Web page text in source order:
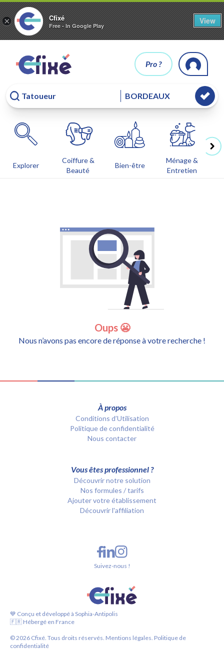
× Cfixé
Free - In Google Play
View
Pro ?
Explorer
Coiffure &
Beauté
Bien-être
Ménage &
Entretien
Oups 😬
Nous n’avons pas encore de réponse à votre recherche !
À propos
Conditions d’Utilisation
Politique de confidentialité
Nous contacter
Vous êtes professionnel ?
Découvrir notre solution
Nos formules / tarifs
Ajouter votre établissement
Découvrir l'affiliation
💙 Conçu et développé à Sophia-Antipolis
🇫🇷 Hébergé en France
©2026 Cfixé. Tous droits réservés. Mentions légales. Politique de
confidentialité
Suivez-nous !